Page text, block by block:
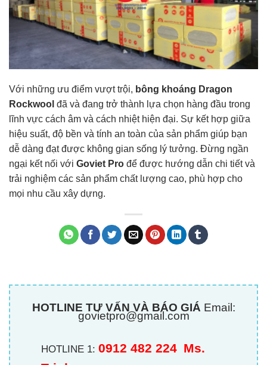
Với những ưu điểm vượt trội, bông khoáng Dragon
Rockwool đã và đang trở thành lựa chọn hàng đầu trong
lĩnh vực cách âm và cách nhiệt hiện đại. Sự kết hợp giữa
hiệu suất, độ bền và tính an toàn của sản phẩm giúp bạn
dễ dàng đạt được không gian sống lý tưởng. Đừng ngần
ngại kết nối với Goviet Pro để được hướng dẫn chi tiết và
trải nghiệm các sản phẩm chất lượng cao, phù hợp cho
mọi nhu cầu xây dựng.
HOTLINE TƯ VẤN VÀ BÁO GIÁ Email:
govietpro@gmail.com
HOTLINE 1:0912 482 224 Ms.